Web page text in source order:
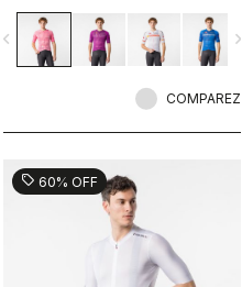
navigate_next
COMPAREZ
sell 60% OFF